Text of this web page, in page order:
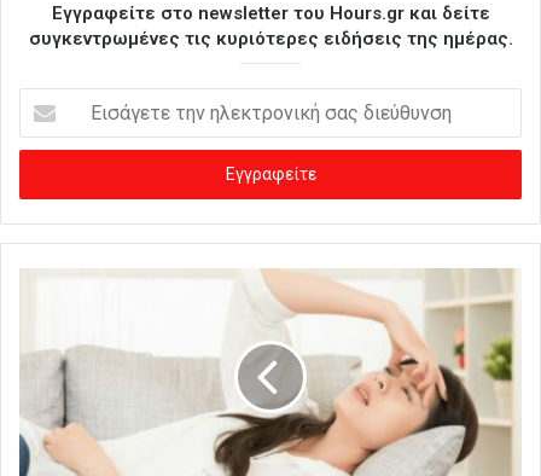
Εγγραφείτε στο newsletter του Hours.gr και δείτε
συγκεντρωμένες τις κυριότερες ειδήσεις της ημέρας.
σ
γ
ε
ε